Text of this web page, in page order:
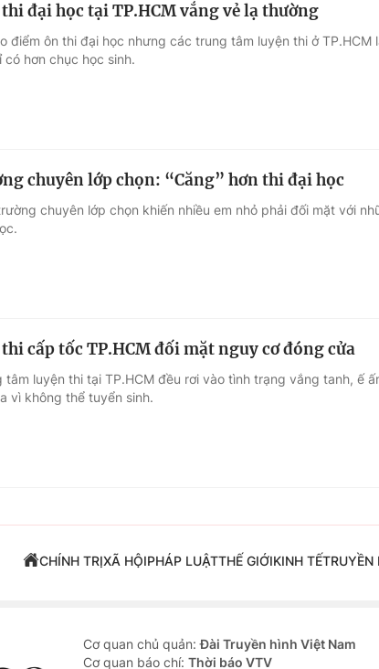
đại học tại TP.HCM vắng vẻ lạ thường
điểm ôn thi đại học nhưng các trung tâm luyện thi ở TP.HCM
hơn chục học sinh.
chuyên lớp chọn: “Căng” hơn thi đại học
chuyên lớp chọn khiến nhiều em nhỏ phải đối mặt với
cấp tốc TP.HCM đối mặt nguy cơ đóng cửa
luyện thi tại TP.HCM đều rơi vào tình trạng vắng tanh, ế
vì không thể tuyển sinh.
CHÍNH TRỊXÃ HỘIPHÁP LUẬTTHẾ GIỚIKINH TẾTRUYỀN
Cơ quan chủ quản:Đài Truyền hình Việt Nam
Cơ quan báo chí: Thời báo VTV